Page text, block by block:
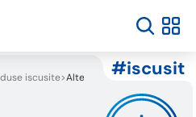
iscusit
iscusite Alte categorii